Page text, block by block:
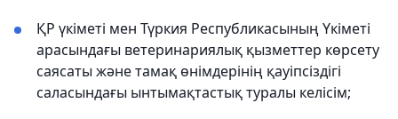
ҚР үкіметі мен Түркия Республикасының Үкіметі
арасындағы ветеринариялық қызметтер көрсету
саясаты және тамақ өнімдерінің қауіпсіздігі
саласындағы ынтымақтастық туралы келісім;